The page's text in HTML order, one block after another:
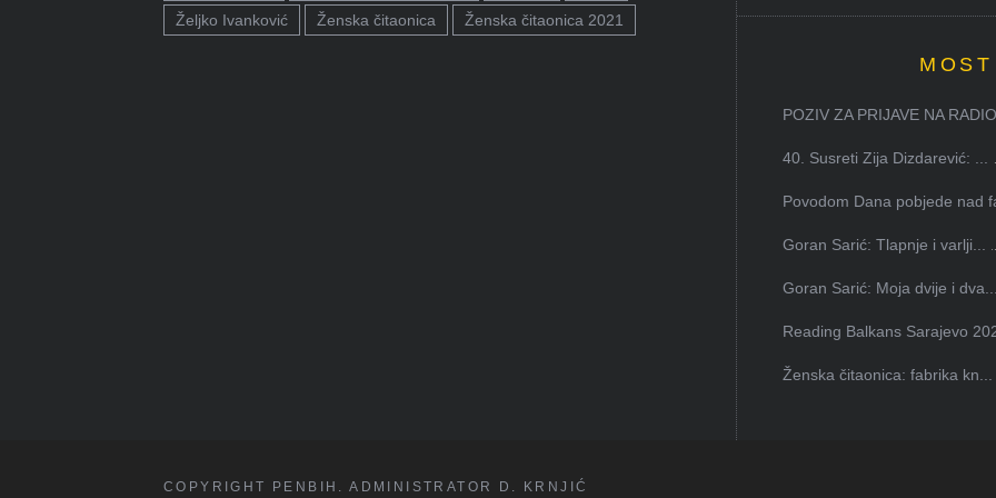
Željko Ivanković
Ženska čitaonica Ženska čitaonica 2021
POZIV ZA PRIJAVE NA
40. Susreti Zija Dizdarević: ...
Povodom Dana pobjede nad
Goran Sarić: Tlapnje i varlji...
Goran Sarić: Moja dvije i dva...
Reading Balkans Sarajevo
Ženska čitaonica: fabrika kn...
COPYRIGHT PENBIH. ADMINISTRATOR D. KRNJIĆ